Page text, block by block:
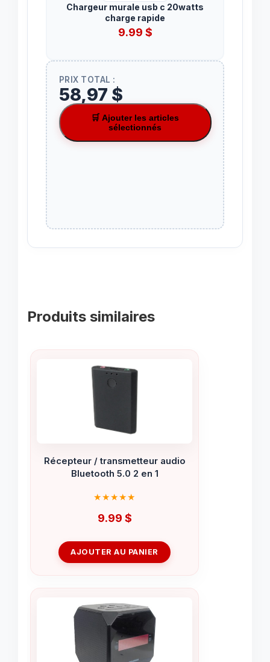
Chargeur murale usb c 20watts
charge rapide
9.99 $
PRIX TOTAL :
58,97 $
🛒 Ajouter les articles
sélectionnés
Produits similaires
Récepteur / transmetteur audio
Bluetooth 5.0 2 en 1
9.99 $
AJOUTER AU PANIER